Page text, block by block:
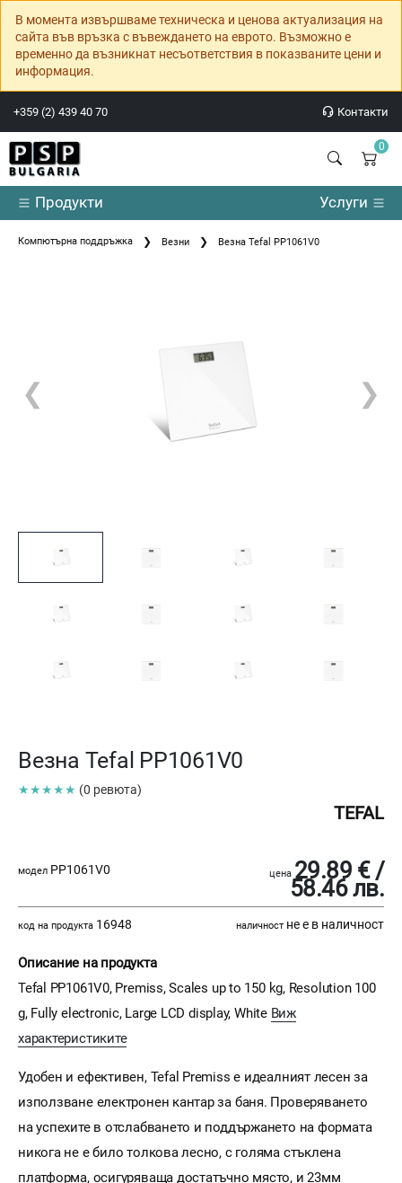
В момента извършваме техническа и ценова актуализация на
сайта във връзка с въвеждането на еврото. Възможно е
временно да възникнат несъответствия в показваните цени и
информация.
+359 (2) 439 40 70 Контакти
0
Продукти Услуги
Компютърна поддръжка Везни Везна Tefal PP1061V0
❮ ❯
Везна Tefal PP1061V0
★★★★★ (0 ревюта)
TEFAL
модел PP1061V0 цена 29.89 € /
58.46 лв.
код на продукта 16948 наличност не е в наличност
Описание на продукта
Tefal PP1061V0, Premiss, Scales up to 150 kg, Resolution 100
g, Fully electronic, Large LCD display, White Виж
характеристиките
Удобен и ефективен, Tefal Premiss е идеалният лесен за
използване електронен кантар за баня. Проверяването
на успехите в отслабването и поддържането на формата
никога не е било толкова лесно, с голяма стъклена
платформа, осигуряваща достатъчно място, и 23мм